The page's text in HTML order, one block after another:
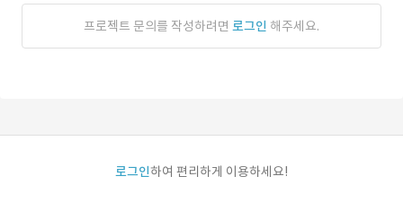
프로젝트 문의를 작성하려면 로그인 해주세요.
로그인하여 편리하게 이용하세요!